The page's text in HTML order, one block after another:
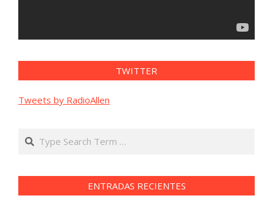
TWITTER
Tweets by RadioAllen
Search
ENTRADAS RECIENTES